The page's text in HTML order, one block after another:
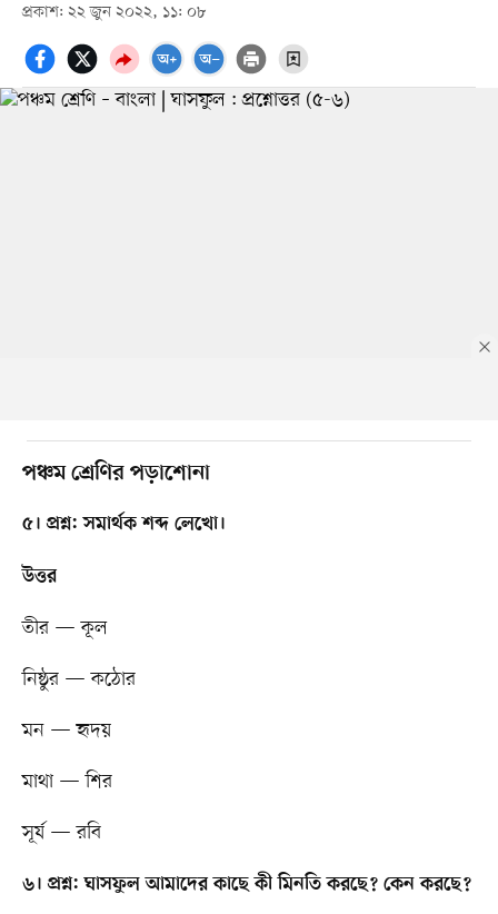
প্রকাশ: ২২ জুন ২০২২, ১১: ০৮
পঞ্চম শ্রেণির পড়াশোনা
৫। প্রশ্ন: সমার্থক শব্দ লেখো।
উত্তর
তীর — কূল
নিষ্ঠুর — কঠোর
মন — হৃদয়
মাথা — শির
সূর্য — রবি
৬। প্রশ্ন: ঘাসফুল আমাদের কাছে কী মিনতি করছে? কেন করছে?